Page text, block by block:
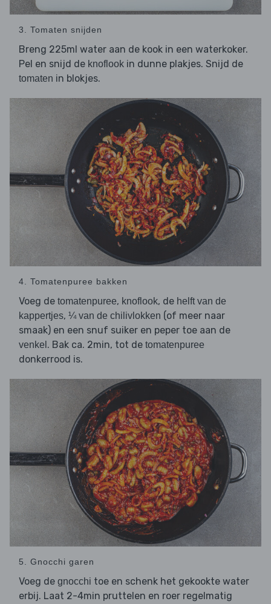
3. Tomaten snijden
Breng 225ml water aan de kook in een waterkoker.
Pel en snijd de knoflook in dunne plakjes. Snijd de
tomaten in blokjes.
4. Tomatenpuree bakken
Voeg de tomatenpuree, knoflook, de helft van de
kappertjes, ¼ van de chilivlokken (of meer naar
smaak) en een snuf suiker en peper toe aan de
venkel . Bak ca. 2min, tot de tomatenpuree
donkerrood is.
5. Gnocchi garen
Voeg de gnocchi toe en schenk het gekookte water
erbij. Laat 2-4min pruttelen en roer regelmatig